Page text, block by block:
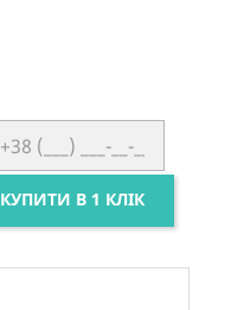
КУПИТИ В 1 КЛІК